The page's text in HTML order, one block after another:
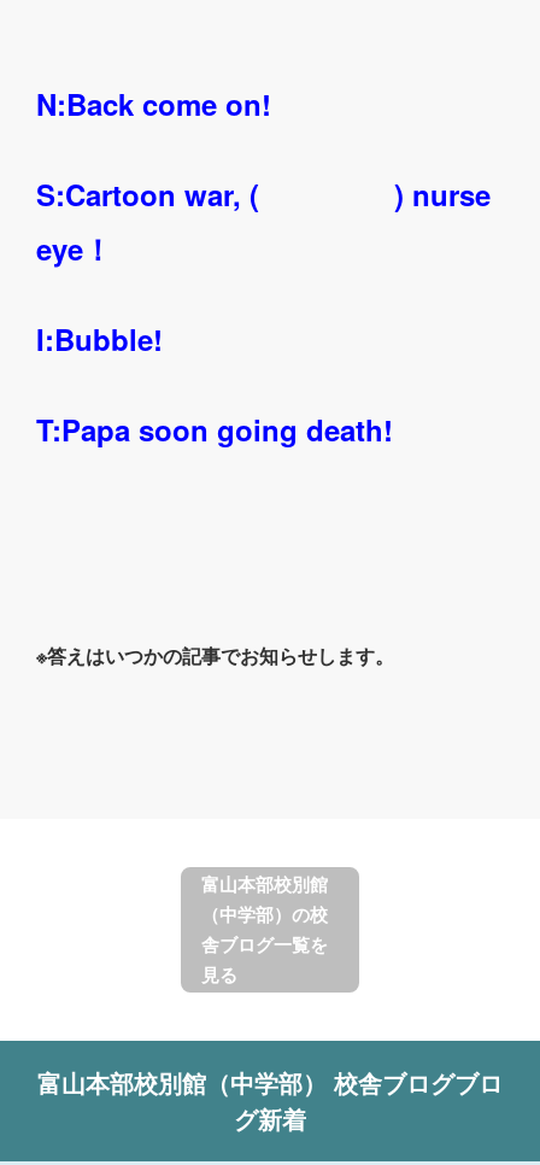
N:Back come on!
S:Cartoon war, ( ) nurse
eye！
I:Bubble!
T:Papa soon going death!
※答えはいつかの記事でお知らせします。
富山本部校別館
（中学部）の校
舎ブログ一覧を
見る
富山本部校別館（中学部） 校舎ブログブロ
グ新着